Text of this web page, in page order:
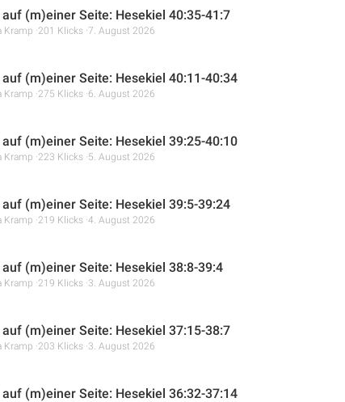
auf (m)einer Seite: Hesekiel 40:35-41:7
Kramp 201 Klicks 7. August 2026
auf (m)einer Seite: Hesekiel 40:11-40:34
Kramp 275 Klicks 6. August 2026
auf (m)einer Seite: Hesekiel 39:25-40:10
Kramp 223 Klicks 5. August 2026
auf (m)einer Seite: Hesekiel 39:5-39:24
Kramp 219 Klicks 4. August 2026
auf (m)einer Seite: Hesekiel 38:8-39:4
Kramp 219 Klicks 3. August 2026
auf (m)einer Seite: Hesekiel 37:15-38:7
Kramp 203 Klicks 3. August 2026
auf (m)einer Seite: Hesekiel 36:32-37:14